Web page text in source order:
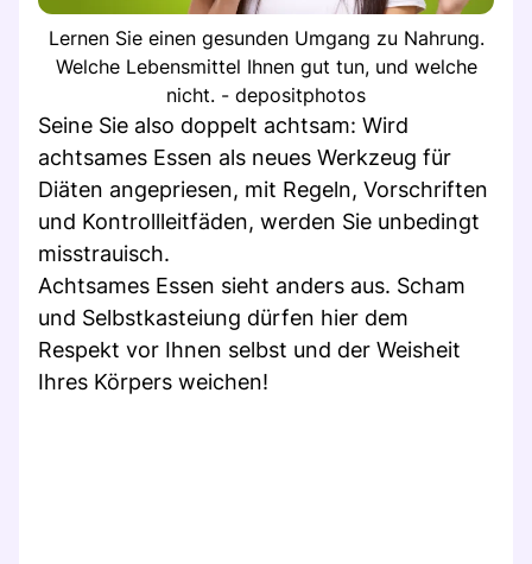
Lernen Sie einen gesunden Umgang zu Nahrung.
Welche Lebensmittel Ihnen gut tun, und welche
nicht. - depositphotos
Seine Sie also doppelt achtsam: Wird
achtsames Essen als neues Werkzeug für
Diäten angepriesen, mit Regeln, Vorschriften
und Kontrollleitfäden, werden Sie unbedingt
misstrauisch.
Achtsames Essen sieht anders aus. Scham
und Selbstkasteiung dürfen hier dem
Respekt vor Ihnen selbst und der Weisheit
Ihres Körpers weichen!